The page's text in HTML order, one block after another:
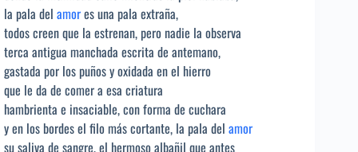
la pala del amores una pala extraña,
todos creen que la estrenan, pero nadie la observa
terca antigua manchada escrita de antemano,
gastada por los puños y oxidada en el hierro
que le da de comer a esa criatura
hambrienta e insaciable, con forma de cuchara
y en los bordes el filo más cortante, la pala del amor
su saliva de sangre, el hermoso albañil que antes